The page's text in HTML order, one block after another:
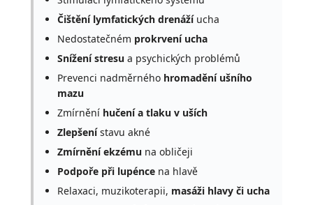
Čištění lymfatických drenážíucha
Nedostatečném prokrvení ucha
Snížení stresua psychických problémů
Prevenci nadměrného hromadění ušního
mazu
Zmírnění hučení a tlaku v uších
Zlepšenístavu akné
Zmírnění ekzémuna obličeji
Podpoře při lupéncena hlavě
Relaxaci, muzikoterapii, masáži hlavy či ucha